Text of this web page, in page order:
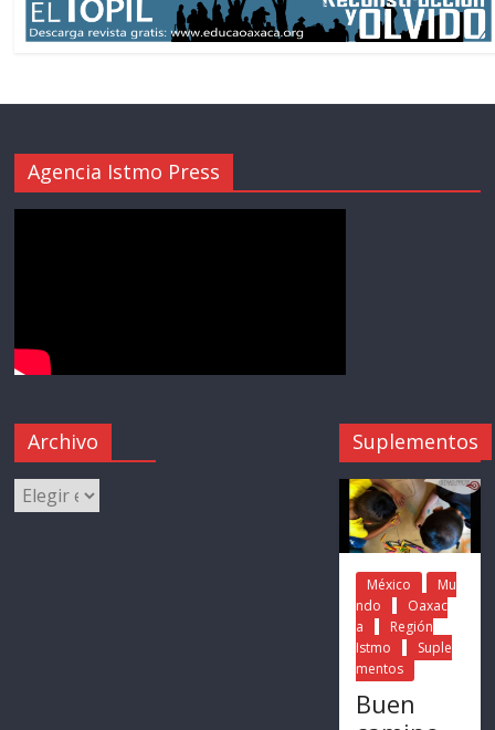
Agencia Istmo Press
Archivo Suplementos
México
Mu
ndo
Oaxac
a
Región
Istmo
Suple
mentos
Buen